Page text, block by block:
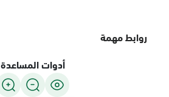
روابط مهمة
أدوات المساعدة